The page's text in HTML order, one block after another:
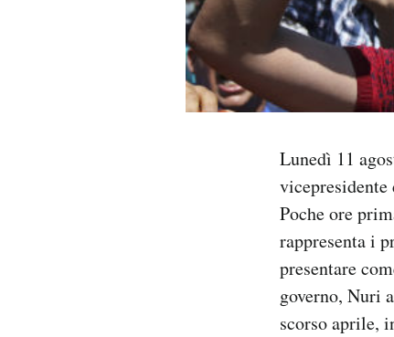
Lunedì 11
Poche ore
rappresenta i
presentare
governo, Nuri
scorso aprile,